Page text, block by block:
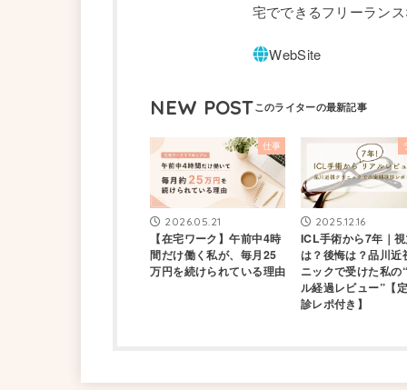
宅でできるフリーラン
NEW POST
仕事
2026.05.21
【在宅ワーク】午前中4時
間だけ働く私が、毎月25
万円を続けられている理由
2025.12.16
ICL手術から7年｜視
は？後悔は？品川近
ニックで受けた私の
ル経過レビュー”【
診レポ付き】